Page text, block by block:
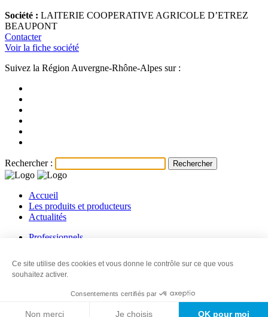
Société : LAITERIE COOPERATIVE AGRICOLE D’ETREZ
BEAUPONT
Contacter
Voir la fiche société
Suivez la Région Auvergne-Rhône-Alpes sur :
Rechercher :
Accueil
Les produits et producteurs
Actualités
Professionnels
Les revendeurs
Contact
Ma Région, Ses terroirs -Mentions légales
Politique de confidentialité Plan du site-Made with
byIRIS Interactive
Ce site utilise des cookies et vous donne le contrôle sur ce que vous
souhaitez activer.
Consentements certifiés par
Non merci Je choisis OK pour moi